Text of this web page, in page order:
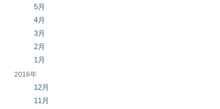
5月
4月
3月
2月
1月
2016年
12月
11月